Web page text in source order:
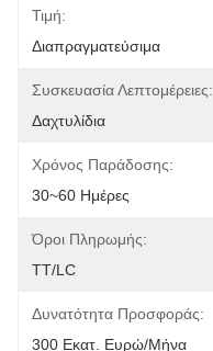
Τιμή:
Διαπραγματεύσιμα
Συσκευασία Λεπτομέρειες:
Δαχτυλίδια
Χρόνος Παράδοσης:
30~60 Ημέρες
Όροι Πληρωμής:
TT/LC
Δυνατότητα Προσφοράς:
300 Εκατ. Ευρώ/μήνα